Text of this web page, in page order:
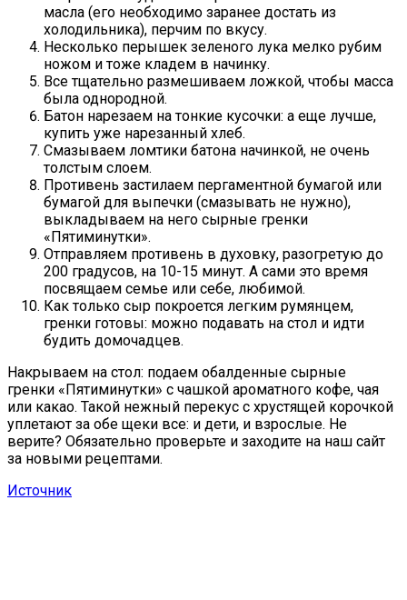
масла (его необходимо заранее достать из
холодильника), перчим по вкусу.
Несколько перышек зеленого лука мелко рубим
ножом и тоже кладем в начинку.
Все тщательно размешиваем ложкой, чтобы масса
была однородной.
Батон нарезаем на тонкие кусочки: а еще лучше,
купить уже нарезанный хлеб.
Смазываем ломтики батона начинкой, не очень
толстым слоем.
Противень застилаем пергаментной бумагой или
бумагой для выпечки (смазывать не нужно),
выкладываем на него сырные гренки
«Пятиминутки».
Отправляем противень в духовку, разогретую до
200 градусов, на 10-15 минут. А сами это время
посвящаем семье или себе, любимой.
Как только сыр покроется легким румянцем,
гренки готовы: можно подавать на стол и идти
будить домочадцев.
Накрываем на стол: подаем обалденные сырные
гренки «Пятиминутки» с чашкой ароматного кофе, чая
или какао. Такой нежный перекус с хрустящей корочкой
уплетают за обе щеки все: и дети, и взрослые. Не
верите? Обязательно проверьте и заходите на наш сайт
за новыми рецептами.
Источник